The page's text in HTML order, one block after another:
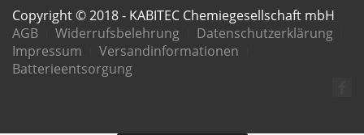
Copyright © 2018 - KABITEC Chemiegesellschaft mbH
AGB
Widerrufsbelehrung
Datenschutzerklärung
Impressum
Versandinformationen
Batterieentsorgung